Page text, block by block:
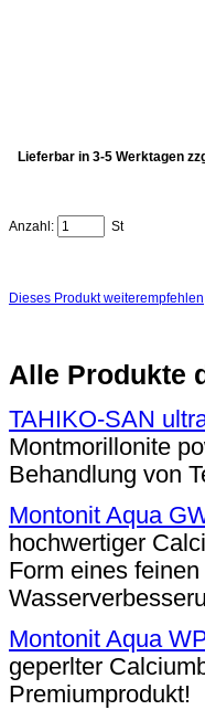
Lieferbar in 3-5 Werktagen
Anzahl: St
Dieses Produkt weiterempfehlen
Alle Produkte
TAHIKO-SAN
Montmorillonite
Behandlung von
Montonit Aqua
hochwertiger
Form eines
Montonit Aqua
geperlter
Premiumprodukt!